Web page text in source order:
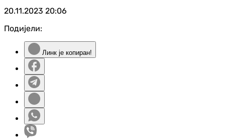
20.11.2023 20:06
Подијели:
Линк је копиран!